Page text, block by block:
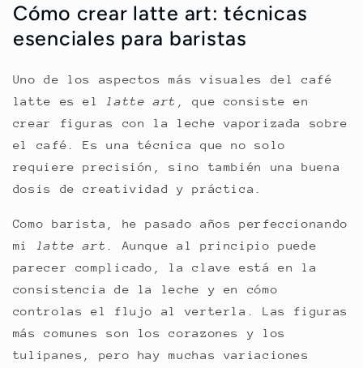
Cómo crear latte art: técnicas
esenciales para baristas
Uno de los aspectos más visuales del café
latte es el latte art
, que consiste en
crear figuras con la leche vaporizada sobre
el café. Es una técnica que no solo
requiere precisión, sino también una buena
dosis de creatividad y práctica.
Como barista, he pasado años perfeccionando
mi
latte art
. Aunque al principio puede
parecer complicado, la clave está en la
consistencia de la leche y en cómo
controlas el flujo al verterla. Las figuras
más comunes son los corazones y los
tulipanes, pero hay muchas variaciones